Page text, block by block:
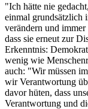
"Ich hätte nie
einmal grundsätzlich
verändern und
dass sie erneut zur
Erkenntnis:
wenig wie
auch: "Wir müssen
wir Verantwortung
davor hüten, dass
Verantwortung und